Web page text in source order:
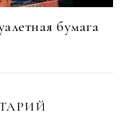
бумага